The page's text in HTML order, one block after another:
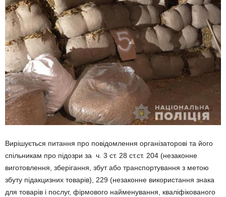
Вирішується питання про повідомлення організаторові та його
спільникам про підозри за ч. 3 ст. 28 ст.ст. 204 (незаконне
виготовлення, зберігання, збут або транспортування з метою
збуту підакцизних товарів), 229 (незаконне використання знака
для товарів і послуг, фірмового найменування, кваліфікованого